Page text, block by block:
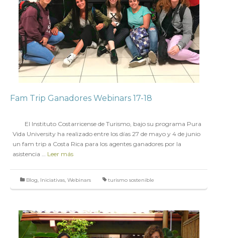
Fam Trip Ganadores Webinars 17-18
El Instituto Costarricense de Turismo, bajo su programa Pura
Vida University ha realizado entre los días 27 de mayo y 4 de junio
un fam trip a Costa Rica para los agentes ganadores por la
asistencia … Leer más
Blog Iniciativas Webinars turismo sostenible